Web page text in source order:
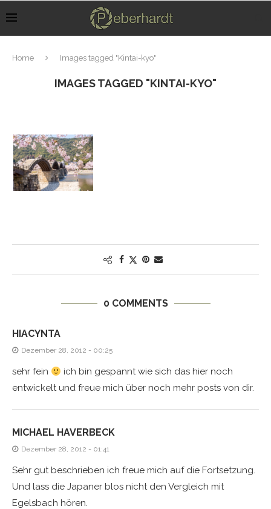
Home Images tagged "Kintai-kyo"
IMAGES TAGGED "KINTAI-KYO"
0 COMMENTS
HIACYNTA
Dezember 28, 2012 - 00:25
sehr fein
ich bin gespannt wie sich das hier noch
entwickelt und freue mich über noch mehr posts von dir.
MICHAEL HAVERBECK
Dezember 28, 2012 - 01:41
Sehr gut beschrieben ich freue mich auf die Fortsetzung.
Und lass die Japaner blos nicht den Vergleich mit
Egelsbach hören.